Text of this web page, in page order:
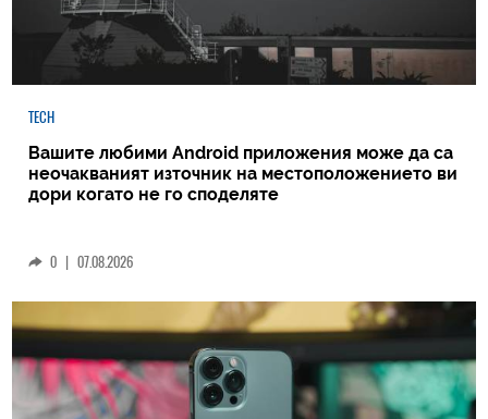
TECH
Вашите любими Android приложения може да са
неочакваният източник на местоположението ви
дори когато не го споделяте
0 | 07.08.2026